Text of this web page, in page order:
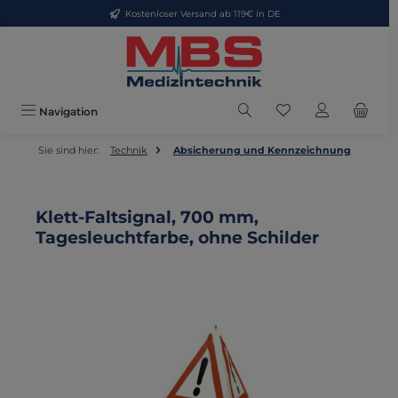
Zum Hauptinhalt springenKostenloser Versand ab 119€ in DE
Navigation Du hast 0
Sie sind hier: Technik Absicherung und Kennzeichnung
Klett-Faltsignal, 700 mm,
Tagesleuchtfarbe, ohne Schilder